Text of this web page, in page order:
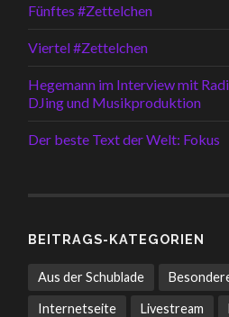
Fünftes #Zettelchen
Viertel #Zettelchen
Hegemann im Interview mit
DJing und Musikproduktion
Der beste Text der Welt: Fokus
BEITRAGS-KATEGORIEN
Aus der Schublade
Internetseite Livestream